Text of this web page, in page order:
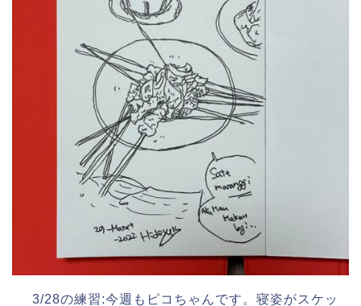
3/28の練習:今週もピコちゃんです。寝姿がスケッ